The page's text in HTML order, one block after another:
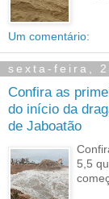
Um comentário:
sexta-feira,
Confira as
do início da
de Jaboatão
5,5